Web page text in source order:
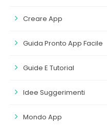
Creare App
Guida Pronto App Facile
Guide E Tutorial
Idee Suggerimenti
Mondo App